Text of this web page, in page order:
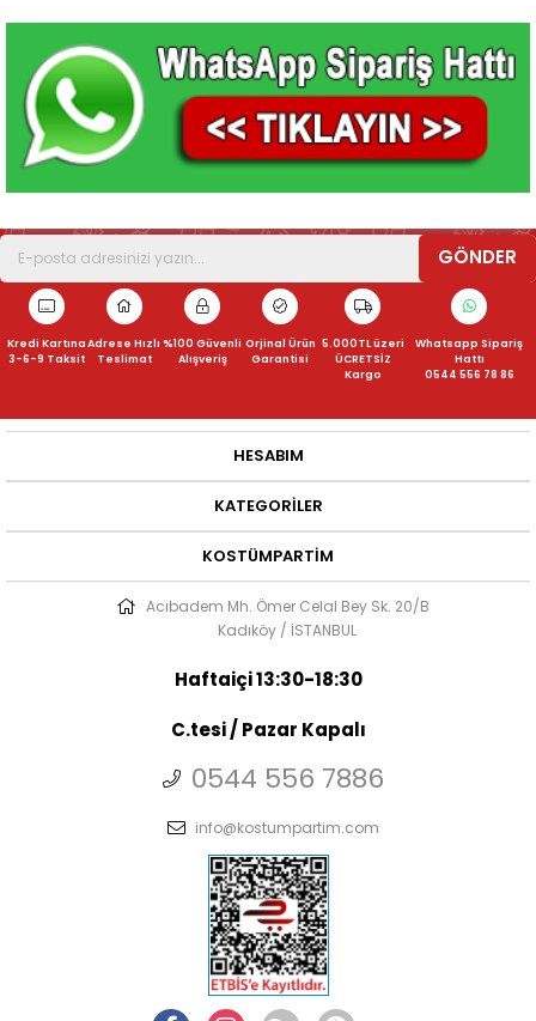
GÖNDER
Kredi Kartına
3-6-9 Taksit
Adrese Hızlı
Teslimat
%100 Güvenli
Alışveriş
Orjinal Ürün
Garantisi
5.000TL üzeri
ÜCRETSİZ
Kargo
Whatsapp Sipariş
Hattı
0544 556 78 86
HESABIM
KATEGORILER
KOSTÜMPARTIM
Acıbadem Mh. Ömer Celal Bey Sk. 20/B
Kadıköy / İSTANBUL
Haftaiçi 13:30-18:30
C.tesi / Pazar Kapalı
0544 556 7886
info@kostumpartim.com